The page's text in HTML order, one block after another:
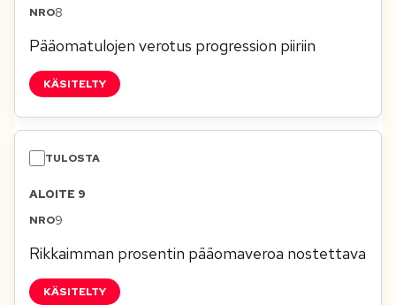
8
Pääomatulojen verotus progression piiriin
KÄSITELTY
ALOITE 9
9
Rikkaimman prosentin pääomaveroa nostettava
KÄSITELTY